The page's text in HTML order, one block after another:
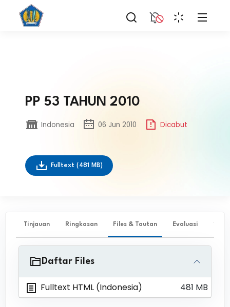
PP 53 TAHUN 2010
Indonesia 06 Jun 2010 Dicabut
Fulltext (481 MB)
Tinjauan Ringkasan Files & Tautan Evaluasi ✨
Daftar Files
Fulltext HTML (Indonesia) 481 MB